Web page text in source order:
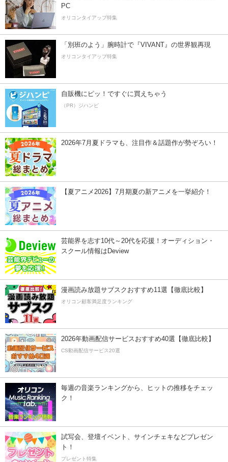
PC
オリコンタイアップ特集
「別班のよう」腕時計で『VIVANT』の世界観再現
オリコンタイアップ特集
自販機にピッ！ですぐに買えちゃう
（PR）ジハンピ
2026年7月夏ドラマも、注目作＆話題作が勢ぞろい！
【夏アニメ2026】7月期夏の新アニメを一挙紹介！
芸能界を志す10代～20代を応援！オーディション・
スクール情報はDeview
漫画読み放題サブスクおすすめ11選【徹底比較】
オリコン顧客満足度ランキング
2026年動画配信サービスおすすめ40選【徹底比較】
CS動画配信サービス20選
毎週の音楽ランキングから、ヒットの推移をチェッ
ク！
試写会、登壇イベント、サインチェキなどプレゼン
ト！
プレゼント特集